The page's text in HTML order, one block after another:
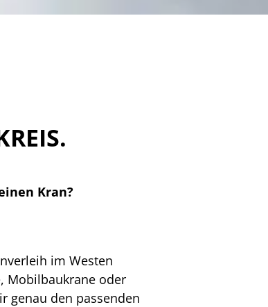
Kran?
im Westen
Mobilbaukrane oder
genau den passenden